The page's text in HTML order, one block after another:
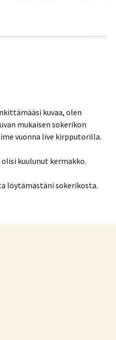
kuvaa, olen
mukaisen sokerikon
vuonna live kirpputorilla.
kuulunut kermakko.
löytämästäni sokerikosta.